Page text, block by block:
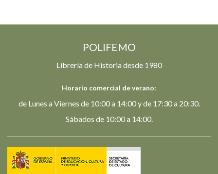
POLIFEMO
Librería de Historia desde 1980
Horario comercial de verano:
de Lunes a Viernes de 10:00 a 14:00 y de 17:30 a 20:30.
Sábados de 10:00 a 14:00.